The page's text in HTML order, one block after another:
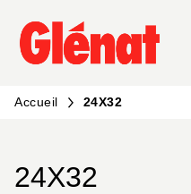
MENU RECHERCHE
PIED DE PAGE
Accueil 24X32
24X32